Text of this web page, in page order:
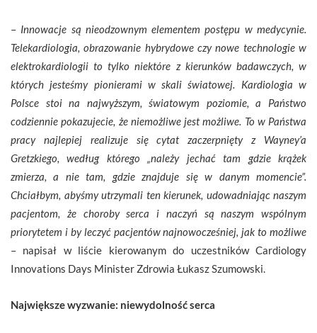
– Innowacje są nieodzownym elementem postępu w medycynie.
Telekardiologia, obrazowanie hybrydowe czy nowe technologie w
elektrokardiologii to tylko niektóre z kierunków badawczych, w
których jesteśmy pionierami w skali światowej. Kardiologia w
Polsce stoi na najwyższym, światowym poziomie, a Państwo
codziennie pokazujecie, że niemożliwe jest możliwe. To w Państwa
pracy najlepiej realizuje się cytat zaczerpnięty z Wayney’a
Gretzkiego, według którego „należy jechać tam gdzie krążek
zmierza, a nie tam, gdzie znajduje się w danym momencie”.
Chciałbym, abyśmy utrzymali ten kierunek, udowadniając naszym
pacjentom, że choroby serca i naczyń są naszym wspólnym
priorytetem i by leczyć pacjentów najnowocześniej, jak to możliwe
– napisał w liście kierowanym do uczestników Cardiology
Innovations Days Minister Zdrowia Łukasz Szumowski.
Największe wyzwanie: niewydolność serca